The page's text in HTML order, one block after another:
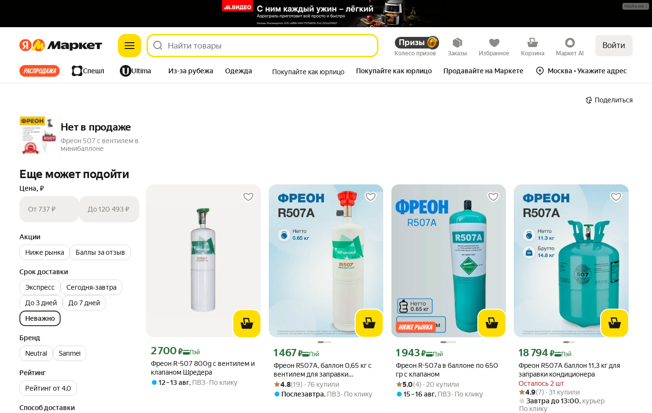
ЯндексЯндекс Призы
Колесо призов Заказы Избранное Корзина Маркет AI
Войти
Все хиты Спешл Ultima Из-за рубежа Одежда Покупайте как юрлицо Покупайте как юрлицо Продавайте на Маркете Москва • Укажите адрес
РЕКЛАМА
Поделиться
Нет в продаже
Фреон 507 с вентилем в
минибаллоне
Еще может подойти
Цена, ₽
От 737 ₽ До 120 493 ₽
Акции
Ниже рынка
Баллы за отзыв
Срок доставки
Экспресс
Сегодня‐завтра
До 3 дней
До 7 дней
Неважно
Бренд
Neutral
Sanmei
Рейтинг
Рейтинг от 4.0
Способ доставки
Фреон R-507 800g с вентилем и
клапаном Шредера
Цена с картой Яндекс Пэй 2700 ₽ вместо
2 700₽ Пэй
12 – 13 авг, ПВЗ По клику
Фреон R507A, баллон 0,65 кг с
вентилем для заправки
кондиционера
Цена с картой Яндекс Пэй 1467 ₽ вместо
1 467₽ Пэй
Рейтинг товара: 4.8 из 5
Оценок: (19) · 76 купили
4.8(19) · 76 купили
Послезавтра, ПВЗ По клику
Фреон R-507a в баллоне по 650
гр с клапаном
Цена с картой Яндекс Пэй 1943 ₽ вместо
1 943₽ Пэй
Рейтинг товара: 5.0 из 5
Оценок: (4) · 20 купили
5.0(4) · 20 купили
15 – 16 авг, ПВЗ По клику
Фреон R507А баллон 11,3 кг для
заправки кондиционера
Осталось 2 шт
Цена с картой Яндекс Пэй 18794 ₽ вместо
18 794 ₽ Пэй
Рейтинг товара: 4.9 из 5
Оценок: (7) · 31 купили
4.9(7) · 31 купили
Завтра до 13:00, курьер
По клику